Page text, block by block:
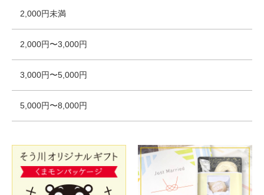
2,000円未満
2,000円〜3,000円
3,000円〜5,000円
5,000円〜8,000円